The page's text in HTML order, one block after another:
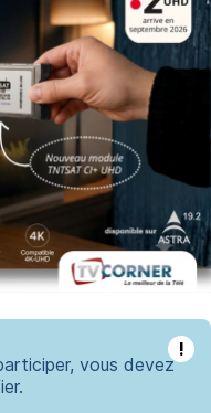
!
vous devez